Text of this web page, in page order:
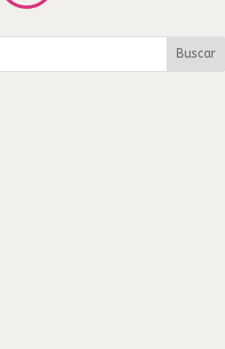
Buscar